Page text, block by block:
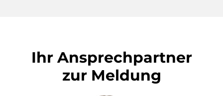
Ihr Ansprechpartner
zur Meldung